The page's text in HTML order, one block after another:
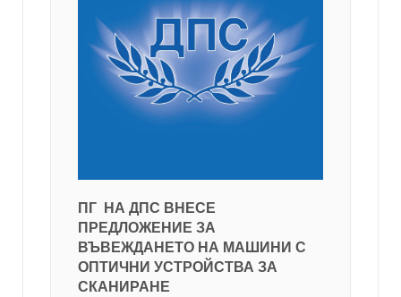
ПГ НА ДПС ВНЕСЕ
ПРЕДЛОЖЕНИЕ ЗА
ВЪВЕЖДАНЕТО НА МАШИНИ С
ОПТИЧНИ УСТРОЙСТВА ЗА
СКАНИРАНЕ